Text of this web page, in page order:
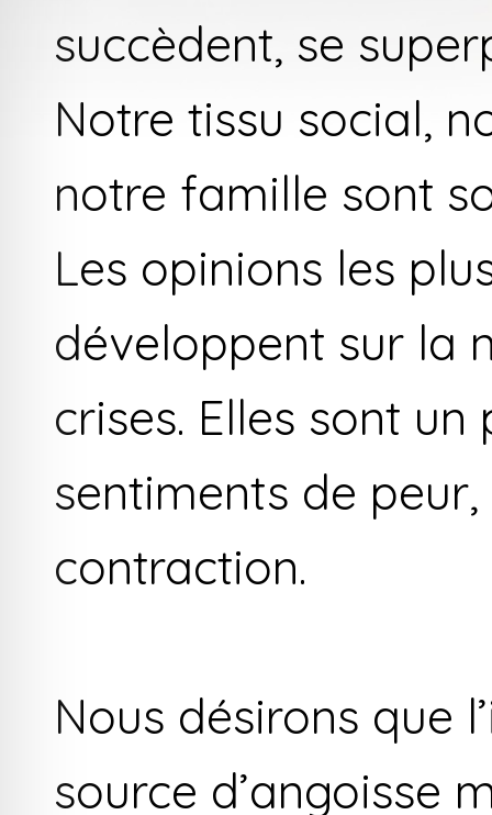
succèdent, se
Notre tissu social,
notre famille sont
Les opinions les
développent sur la
crises. Elles sont
sentiments de
contraction.
Nous désirons que
source d’angoisse